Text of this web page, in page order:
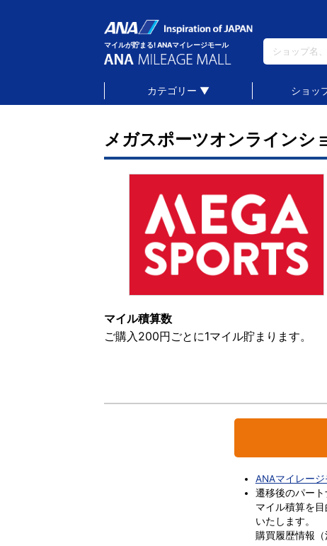
マイルが貯まる! ANAマイレージモール
カテゴリー ▼ ショッ
メガスポーツオンラインシ
マイル積算数
ご購入200円ごとに1マイル貯まります。
ANAマイレー
遷移後のパー
マイル積算を
いたします。
購買履歴情報